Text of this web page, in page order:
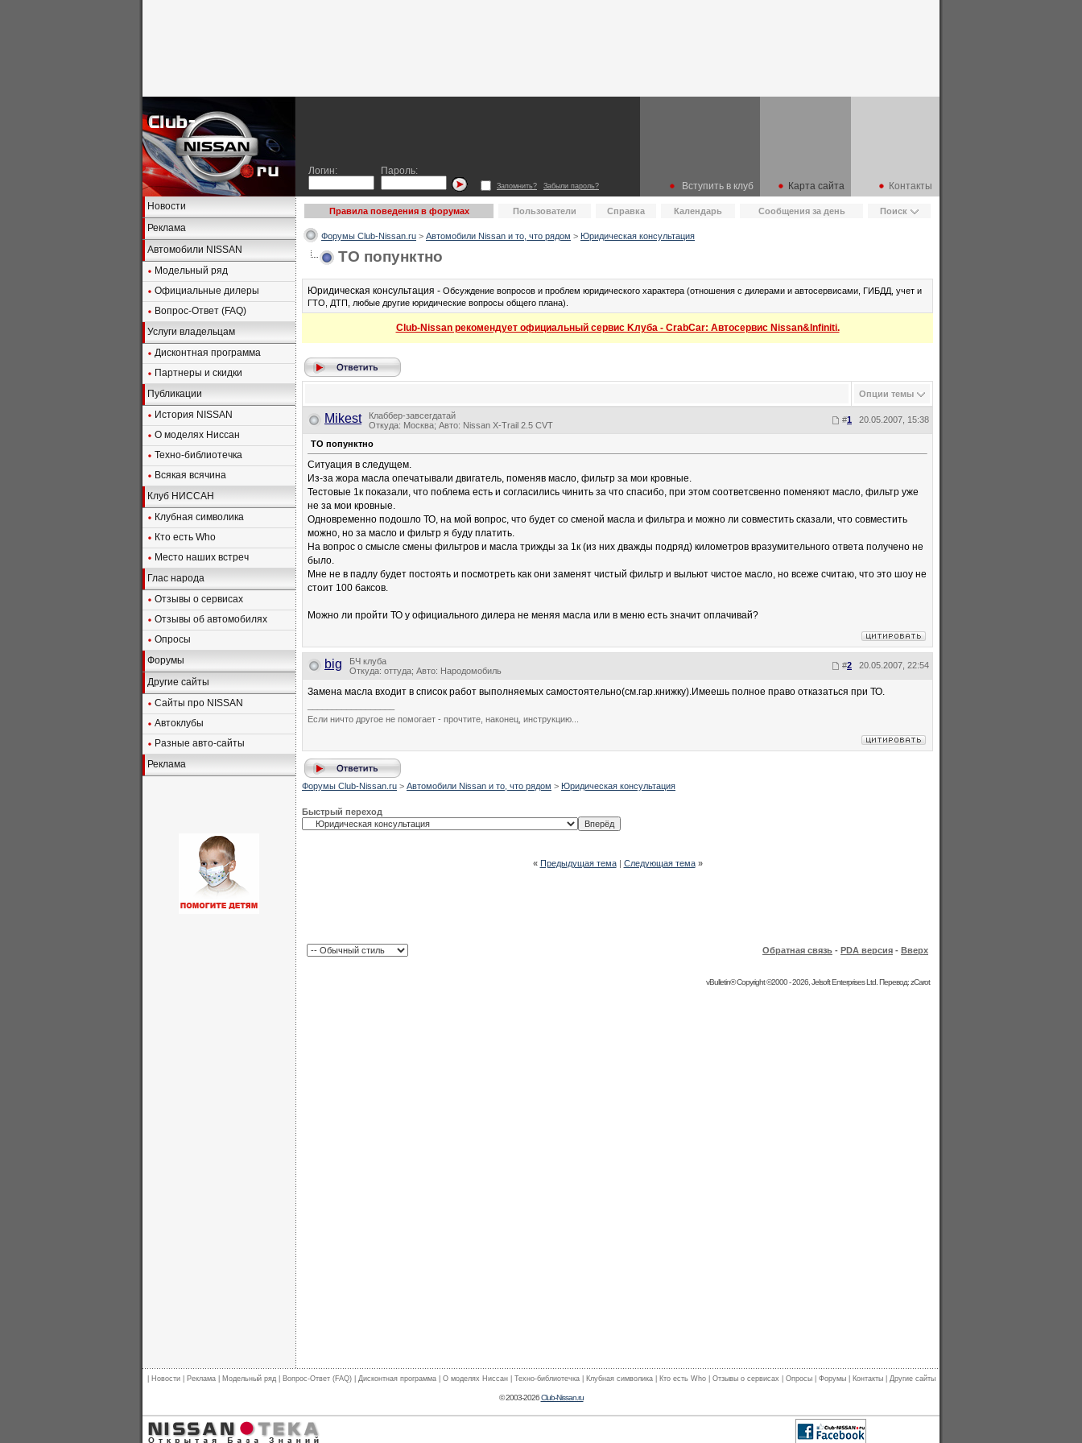
Логин: Пароль:
Запомнить? Забыли пароль? Вступить в клуб Карта сайта
Контакты
Новости
Реклама
Автомобили NISSAN
Модельный ряд
Официальные дилеры
Вопрос-Ответ (FAQ)
Услуги владельцам
Дисконтная программа
Партнеры и скидки
Публикации
История NISSAN
О моделях Ниссан
Техно-библиотечка
Всякая всячина
Клуб НИССАН
Клубная символика
Кто есть Who
Место наших встреч
Глас народа
Отзывы о сервисах
Отзывы об автомобилях
Опросы
Форумы
Другие сайты
Сайты про NISSAN
Автоклубы
Разные авто-сайты
Реклама
Правила поведения в форумах Пользователи Справка Календарь Сообщения за день Поиск
Форумы Club-Nissan.ru > Автомобили Nissan и то, что рядом > Юридическая консультация
ТО попунктно
Юридическая консультация - Обсуждение вопросов и проблем юридического характера (отношения с дилерами и автосервисами, ГИБДД, учет и
ГТО, ДТП, любые другие юридические вопросы общего плана).
Club-Nissan рекомендует официальный сервис Kлуба - CrabCar: Автосервис Nissan&Infiniti.
Опции темы
Mikest
Клаббер-завсегдатай
Откуда: Москва; Авто: Nissan X-Trail 2.5 CVT
#1 20.05.2007, 15:38
ТО попунктно
Ситуация в следущем.
Из-за жора масла опечатывали двигатель, поменяв масло, фильтр за мои кровные.
Тестовые 1к показали, что поблема есть и согласились чинить за что спасибо, при этом соответсвенно поменяют масло, фильтр уже
не за мои кровные.
Одновременно подошло ТО, на мой вопрос, что будет со сменой масла и фильтра и можно ли совместить сказали, что совместить
можно, но за масло и фильтр я буду платить.
На вопрос о смысле смены фильтров и масла трижды за 1к (из них дважды подряд) километров вразумительного ответа получено не
было.
Мне не в падлу будет постоять и посмотреть как они заменят чистый фильтр и выльют чистое масло, но всеже считаю, что это шоу не
стоит 100 баксов.
Можно ли пройти ТО у официального дилера не меняя масла или в меню есть значит оплачивай?
big
БЧ клуба
Откуда: оттуда; Авто: Народомобиль
#2 20.05.2007, 22:54
Замена масла входит в список работ выполняемых самостоятельно(см.гар.книжку).Имеешь полное право отказаться при ТО.
Если ничто другое не помогает - прочтите, наконец, инструкцию...
Форумы Club-Nissan.ru > Автомобили Nissan и то, что рядом > Юридическая консультация
Быстрый переход
« Предыдущая тема| Следующая тема »
Обратная связь - PDA версия - Вверх
vBulletin® Copyright ©2000 - 2026, Jelsoft Enterprises Ltd. Перевод: zCarot
Новости Реклама Модельный ряд Вопрос-Ответ (FAQ) Дисконтная программа О моделях Ниссан Техно-библиотечка Клубная символика Кто есть Who Отзывы о сервисах Опросы Форумы Контакты Другие сайты
© 2003-2026Club-Nissan.ru